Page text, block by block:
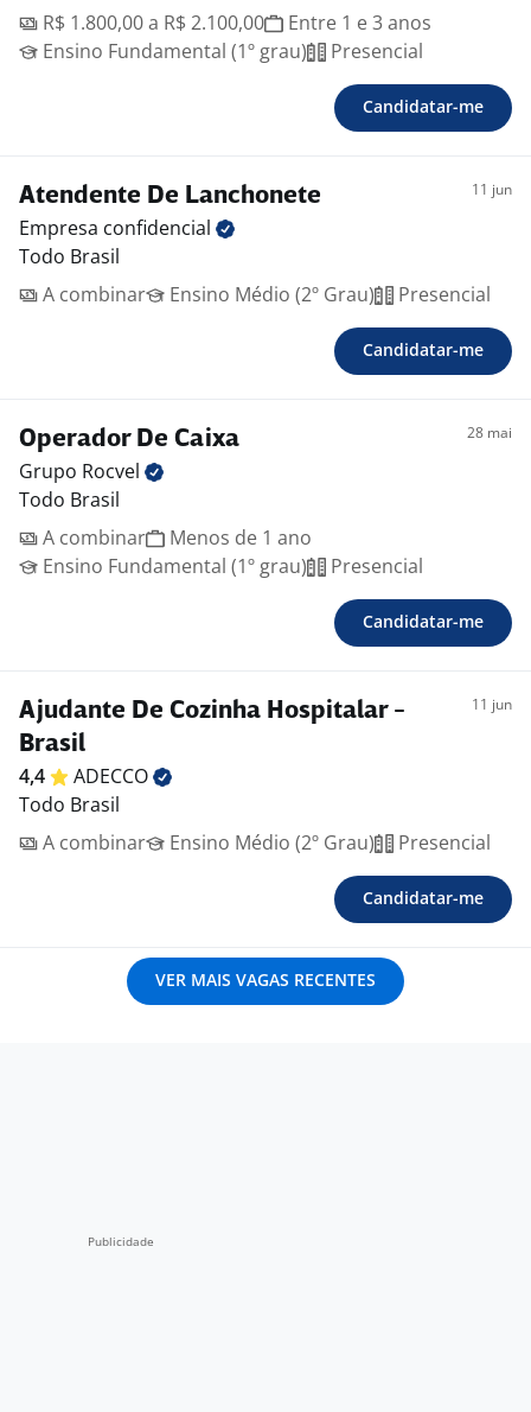
R$ 1.800,00 a R$ 2.100,00
Entre 1 e 3 anos
Ensino Fundamental (1º grau)
Presencial
Candidatar-me
Atendente De Lanchonete 11 jun
Empresa confidencial
Todo Brasil
A combinar
Ensino Médio (2º Grau) Presencial
Candidatar-me
Operador De Caixa 28 mai
Grupo Rocvel
Todo Brasil
A combinar
Menos de 1 ano
Ensino Fundamental (1º grau)
Presencial
Candidatar-me
Ajudante De Cozinha Hospitalar -
Brasil
11 jun
4,4
ADECCO
Todo Brasil
A combinar
Ensino Médio (2º Grau) Presencial
Candidatar-me
VER MAIS VAGAS RECENTES